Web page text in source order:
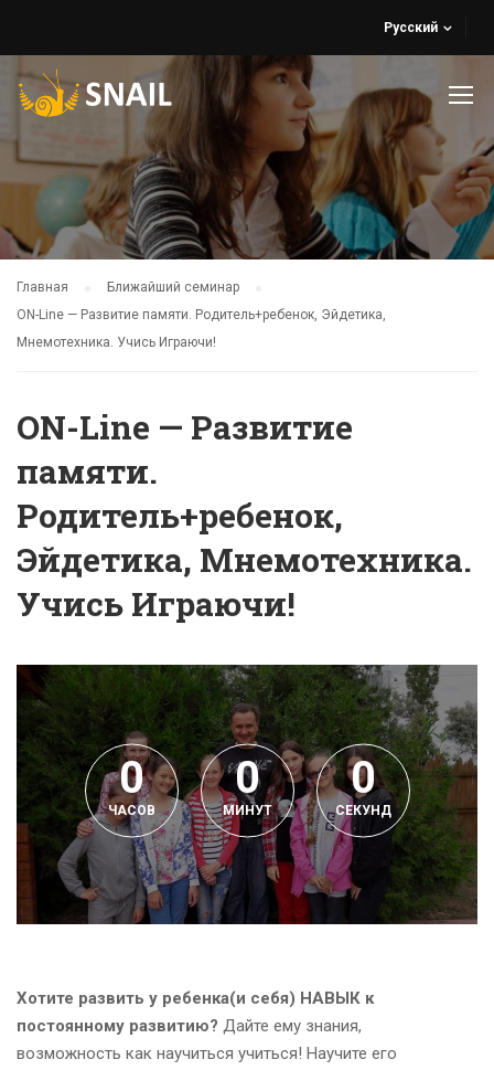
Русский
Главная
Ближайший семинар
ON-Line — Развитие памяти. Родитель+ребенок, Эйдетика,
Мнемотехника. Учись Играючи!
ON-Line — Развитие
памяти.
Родитель+ребенок,
Эйдетика, Мнемотехника.
Учись Играючи!
0
ЧАСОВ
0
МИНУТ
0
СЕКУНД
Хотите развить у ребенка(и себя) НАВЫК к
постоянному развитию? Дайте ему знания,
возможность как научиться учиться! Научите его